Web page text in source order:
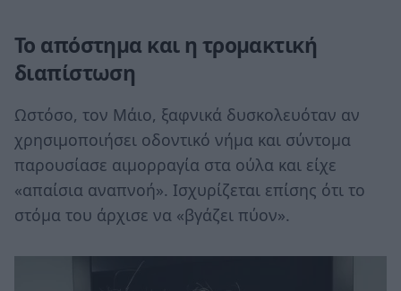
Το απόστημα και η τρομακτική
διαπίστωση
Ωστόσο, τον Μάιο, ξαφνικά δυσκολευόταν αν
χρησιμοποιήσει οδοντικό νήμα και σύντομα
παρουσίασε αιμορραγία στα ούλα και είχε
«απαίσια αναπνοή». Ισχυρίζεται επίσης ότι το
στόμα του άρχισε να «βγάζει πύον».